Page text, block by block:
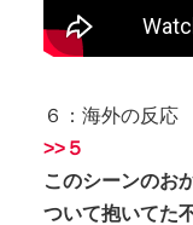
６：海外の反応
>>５
このシーンのお
ついて抱いてた